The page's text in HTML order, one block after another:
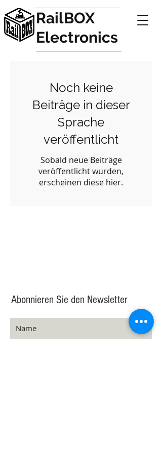
RailBOX
Electronics
Noch keine
Beiträge in dieser
Sprache
veröffentlicht
Sobald neue Beiträge
veröffentlicht wurden,
erscheinen diese hier.
Abonnieren Sie den Newsletter